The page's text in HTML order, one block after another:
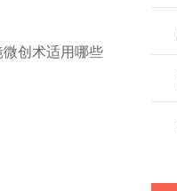
创术适用哪些